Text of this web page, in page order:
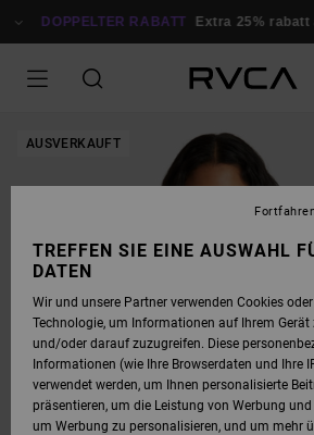
ZUR
DOPPELTER RABATT Extra 25% rabatt
AUSVERKAUFT
TREFFEN SIE EINE AUSWAHL
DATEN
Wir und unsere Partner verwenden Cookies
Technologie, um Informationen auf Ihrem Gerät
und/oder darauf zuzugreifen. Diese
Informationen (wie Ihre Browserdaten und Ihre
verwendet werden, um Ihnen personalisierte
präsentieren, um die Leistung von Werbung
um Werbung zu personalisieren, und um mehr